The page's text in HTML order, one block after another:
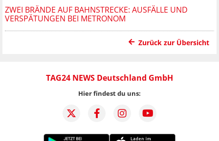
ZWEI BRÄNDE AUF BAHNSTRECKE: AUSFÄLLE UND
VERSPÄTUNGEN BEI METRONOM
Zurück zur Übersicht
TAG24 NEWS Deutschland GmbH
Hier findest du uns: